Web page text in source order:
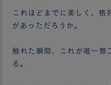
これほどまでに美しく、格
があっただろうか。
触れた瞬間、これが唯一無
る。